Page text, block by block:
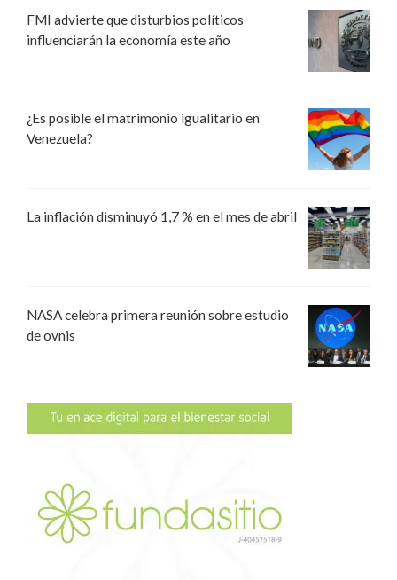
FMI advierte que disturbios políticos
influenciarán la economía este año
¿Es posible el matrimonio igualitario en
Venezuela?
La inflación disminuyó 1,7 % en el mes de abril
NASA celebra primera reunión sobre estudio
de ovnis